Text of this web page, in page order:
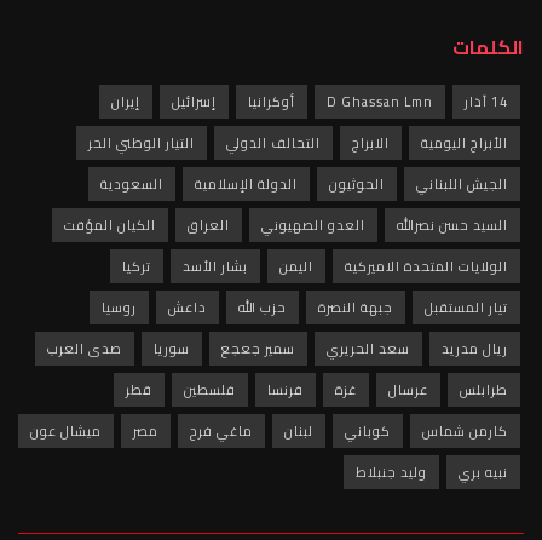
الكلمات
14 آذار D Ghassan Lmn أوكرانيا إسرائيل
إيران
الأبراج اليومية
الابراج التحالف الدولي
التيار الوطني الحر
الجيش اللبناني
الحوثيون الدولة الإسلامية
السعودية
السيد حسن نصرالله
العدو الصهيوني العراق
الكيان المؤقت
الولايات المتحدة الاميركية
اليمن بشار الأسد
تركيا
تيار المستقبل
جبهة النصرة حزب الله داعش
روسيا
ريال مدريد
سعد الحريري سمير جعجع سوريا
صدى العرب
طرابلس
عرسال غزة فرنسا فلسطين
قطر
كارمن شماس
كوباني لبنان ماغي فرح مصر
ميشال عون
نبيه بري
وليد جنبلاط